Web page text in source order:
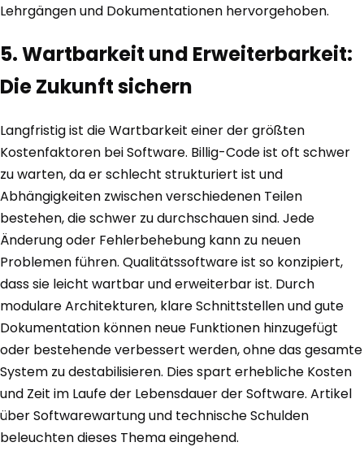
Lehrgängen und Dokumentationen hervorgehoben.
5. Wartbarkeit und Erweiterbarkeit:
Die Zukunft sichern
Langfristig ist die Wartbarkeit einer der größten
Kostenfaktoren bei Software. Billig-Code ist oft schwer
zu warten, da er schlecht strukturiert ist und
Abhängigkeiten zwischen verschiedenen Teilen
bestehen, die schwer zu durchschauen sind. Jede
Änderung oder Fehlerbehebung kann zu neuen
Problemen führen. Qualitätssoftware ist so konzipiert,
dass sie leicht wartbar und erweiterbar ist. Durch
modulare Architekturen, klare Schnittstellen und gute
Dokumentation können neue Funktionen hinzugefügt
oder bestehende verbessert werden, ohne das gesamte
System zu destabilisieren. Dies spart erhebliche Kosten
und Zeit im Laufe der Lebensdauer der Software. Artikel
über Softwarewartung und technische Schulden
beleuchten dieses Thema eingehend.